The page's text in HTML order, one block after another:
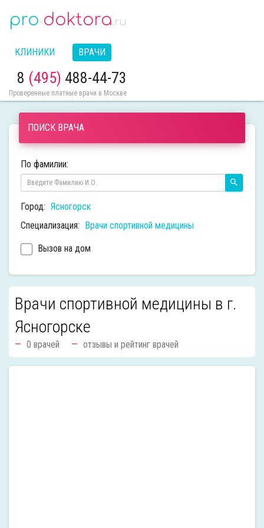
pro-doktora.ru
КЛИНИКИ ВРАЧИ
8 (495) 488-44-73
Проверенные платные врачи в Москве
ПОИСК ВРАЧА
По фамилии:
Город: Ясногорск
Специализация: Врачи спортивной медицины
Вызов на дом
Врачи спортивной медицины в г.
Ясногорске
0 врачей отзывы и рейтинг врачей